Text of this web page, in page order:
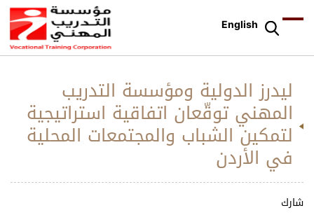
English
ليدرز الدولية ومؤسسة التدريب
المهني توقّعان اتفاقية استراتيجية
لتمكين الشباب والمجتمعات المحلية
في الأردن
شارك